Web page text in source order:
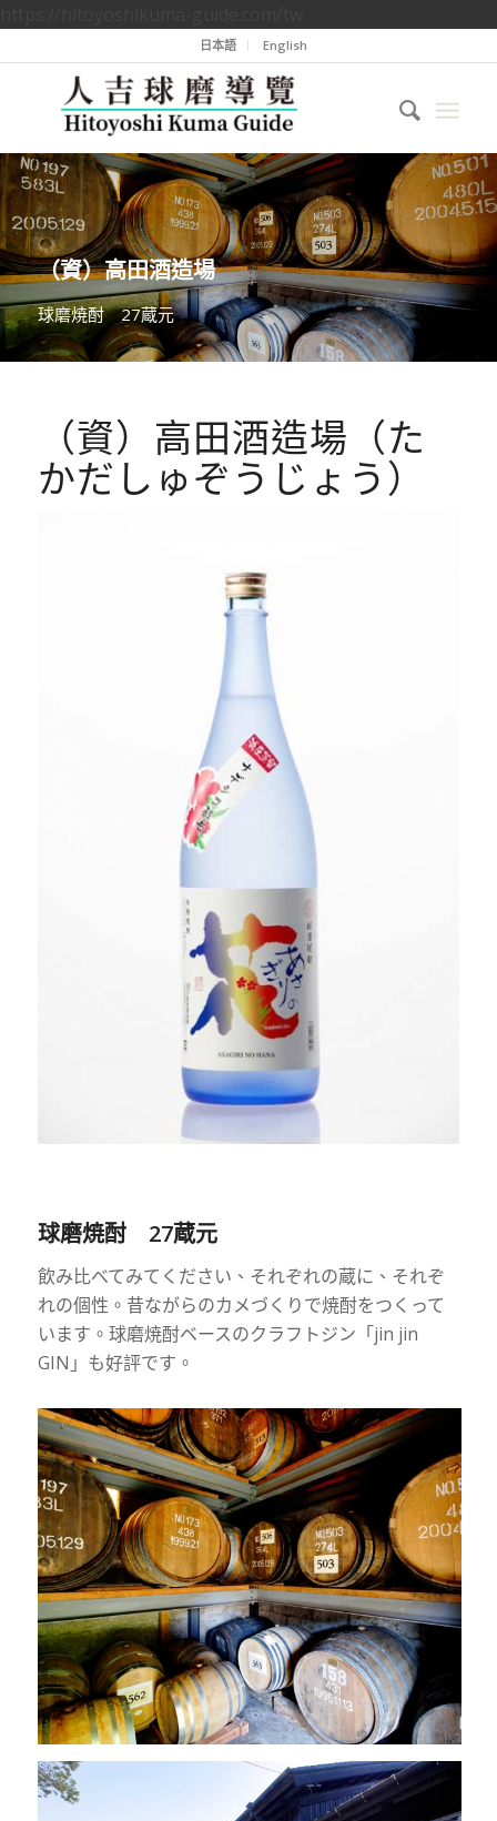
日本語 English
（資）高田酒造場
球磨焼酎 27蔵元
（資）高田酒造場（た
かだしゅぞうじょう）
球磨焼酎 27蔵元
飲み比べてみてください、それぞれの蔵に、それぞ
れの個性。昔ながらのカメづくりで焼酎をつくって
います。球磨焼酎ベースのクラフトジン「jin jin
GIN」も好評です。